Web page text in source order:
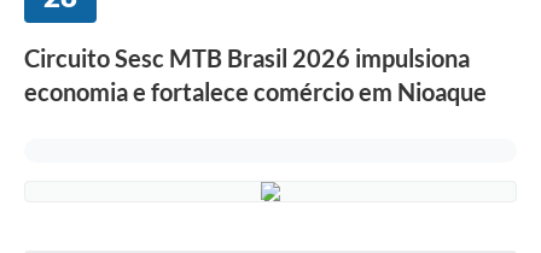
Circuito Sesc MTB Brasil 2026 impulsiona
economia e fortalece comércio em Nioaque